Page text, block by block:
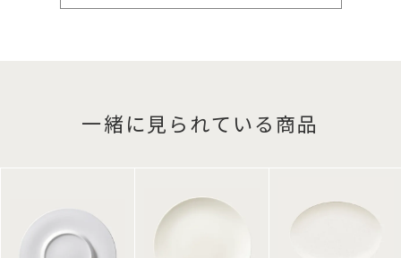
一緒に見られている商品